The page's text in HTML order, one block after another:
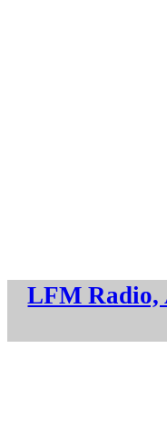
LFM Radio,